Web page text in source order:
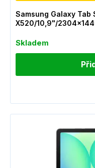
Samsung Galaxy Tab
X520/10,9"/
Skladem